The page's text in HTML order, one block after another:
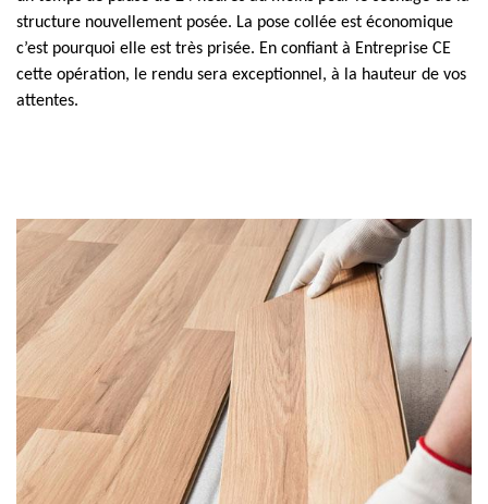
structure nouvellement posée. La pose collée est économique
c’est pourquoi elle est très prisée. En confiant à Entreprise CE
cette opération, le rendu sera exceptionnel, à la hauteur de vos
attentes.